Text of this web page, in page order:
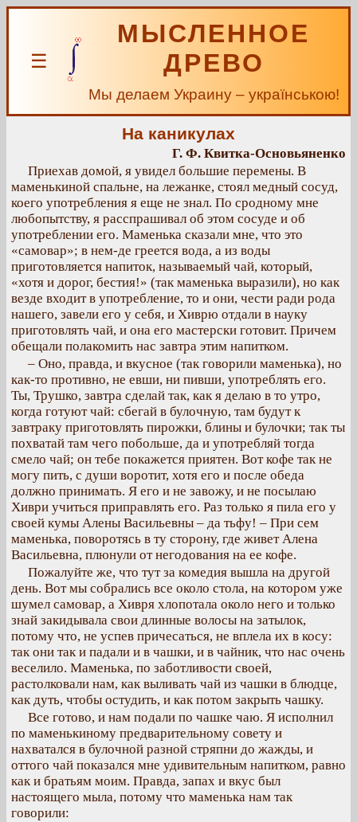
☰
МЫСЛЕННОЕ
ДРЕВО
Мы делаем Украину – українською!
На каникулах
Г. Ф. Квитка-Основьяненко
Приехав домой, я увидел большие перемены. В
маменькиной спальне, на лежанке, стоял медный сосуд,
коего употребления я еще не знал. По сродному мне
любопытству, я расспрашивал об этом сосуде и об
употреблении его. Маменька сказали мне, что это
«самовар»; в нем-де греется вода, а из воды
приготовляется напиток, называемый чай, который,
«хотя и дорог, бестия!» (так маменька выразили), но как
везде входит в употребление, то и они, чести ради рода
нашего, завели его у себя, и Хиврю отдали в науку
приготовлять чай, и она его мастерски готовит. Причем
обещали полакомить нас завтра этим напитком.
– Оно, правда, и вкусное (так говорили маменька), но
как-то противно, не евши, ни пивши, употреблять его.
Ты, Трушко, завтра сделай так, как я делаю в то утро,
когда готуют чай: сбегай в булочную, там будут к
завтраку приготовлять пирожки, блины и булочки; так ты
похватай там чего побольше, да и употребляй тогда
смело чай; он тебе покажется приятен. Вот кофе так не
могу пить, с души воротит, хотя его и после обеда
должно принимать. Я его и не завожу, и не посылаю
Хиври учиться приправлять его. Раз только я пила его у
своей кумы Алены Васильевны – да тьфу! – При сем
маменька, поворотясь в ту сторону, где живет Алена
Васильевна, плюнули от негодования на ее кофе.
Пожалуйте же, что тут за комедия вышла на другой
день. Вот мы собрались все около стола, на котором уже
шумел самовар, а Хивря хлопотала около него и только
знай закидывала свои длинные волосы на затылок,
потому что, не успев причесаться, не вплела их в косу:
так они так и падали и в чашки, и в чайник, что нас очень
веселило. Маменька, по заботливости своей,
растолковали нам, как выливать чай из чашки в блюдце,
как дуть, чтобы остудить, и как потом закрыть чашку.
Все готово, и нам подали по чашке чаю. Я исполнил
по маменькиному предварительному совету и
нахватался в булочной разной стряпни до жажды, и
оттого чай показался мне удивительным напитком, равно
как и братьям моим. Правда, запах и вкус был
настоящего мыла, потому что маменька нам так
говорили: